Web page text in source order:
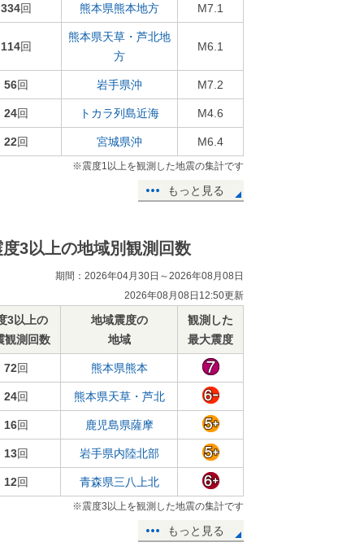
334回 熊本県熊本地方 M7.1
114回
熊本県天草・芦北地
方
M6.1
56回 岩手県沖 M7.2
24回 トカラ列島近海 M4.6
22回 宮城県沖 M6.4
※震度1以上を観測した地震の集計です
もっと見る
度3以上の地域別観測回数
期間：2026年04月30日～2026年08月08日
2026年08月08日12:50更新
3以上の
観測回数
地域震度の
地域
観測した
最大震度
72回 熊本県熊本
24回 熊本県天草・芦北
16回 鹿児島県薩摩
13回 岩手県内陸北部
12回 青森県三八上北
※震度3以上を観測した地震の集計です
もっと見る